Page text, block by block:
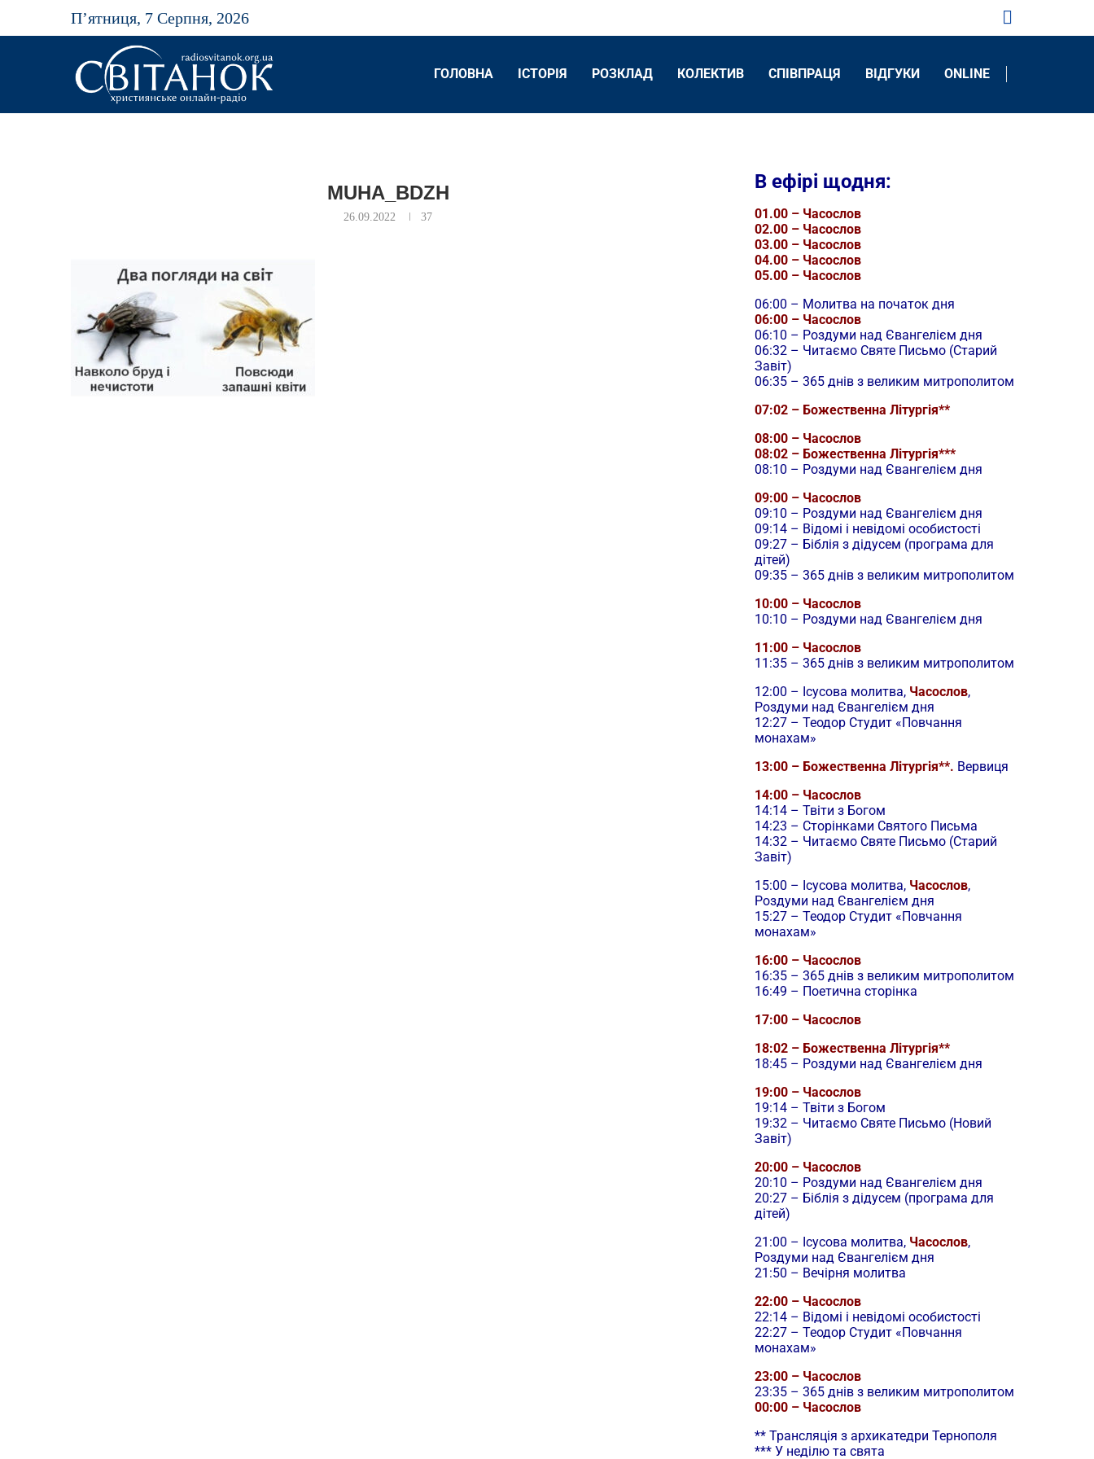
П’ятниця, 7 Серпня, 2026
ГОЛОВНА ІСТОРІЯ РОЗКЛАД КОЛЕКТИВ CПІВПРАЦЯ ВІДГУКИ ONLINE
MUHA_BDZH
26.09.2022 37
В ефірі щодня:
01.00 – Часослов
02.00 – Часослов
03.00 – Часослов
04.00 – Часослов
05.00 – Часослов
06:00 – Молитва на початок дня
06:00 – Часослов
06:10 – Роздуми над Євангелієм дня
06:32 – Читаємо Святе Письмо (Старий
Завіт)
06:35 – 365 днів з великим митрополитом
07:02 – Божественна Літургія**
08:00 – Часослов
08:02 – Божественна Літургія***
08:10 – Роздуми над Євангелієм дня
09:00 – Часослов
09:10 – Роздуми над Євангелієм дня
09:14 – Відомі і невідомі особистості
09:27 – Біблія з дідусем (програма для
дітей)
09:35 – 365 днів з великим митрополитом
10:00 – Часослов
10:10 – Роздуми над Євангелієм дня
11:00 – Часослов
11:35 – 365 днів з великим митрополитом
12:00 – Ісусова молитва, Часослов,
Роздуми над Євангелієм дня
12:27 – Теодор Студит «Повчання
монахам»
13:00 – Божественна Літургія**. Вервиця
14:00 – Часослов
14:14 – Твіти з Богом
14:23 – Сторінками Святого Письма
14:32 – Читаємо Святе Письмо (Старий
Завіт)
15:00 – Ісусова молитва, Часослов,
Роздуми над Євангелієм дня
15:27 – Теодор Студит «Повчання
монахам»
16:00 – Часослов
16:35 – 365 днів з великим митрополитом
16:49 – Поетична сторінка
17:00 – Часослов
18:02 – Божественна Літургія**
18:45 – Роздуми над Євангелієм дня
19:00 – Часослов
19:14 – Твіти з Богом
19:32 – Читаємо Святе Письмо (Новий
Завіт)
20:00 – Часослов
20:10 – Роздуми над Євангелієм дня
20:27 – Біблія з дідусем (програма для
дітей)
21:00 – Ісусова молитва, Часослов,
Роздуми над Євангелієм дня
21:50 – Вечірня молитва
22:00 – Часослов
22:14 – Відомі і невідомі особистості
22:27 – Теодор Студит «Повчання
монахам»
23:00 – Часослов
23:35 – 365 днів з великим митрополитом
00:00 – Часослов
** Трансляція з архикатедри Тернополя
*** У неділю та свята